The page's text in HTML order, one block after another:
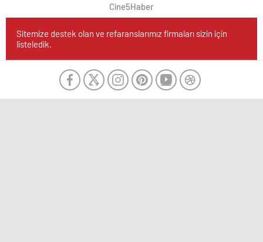
Cine5Haber
Sitemize destek olan ve refaranslarımız firmaları sizin için
listeledik.